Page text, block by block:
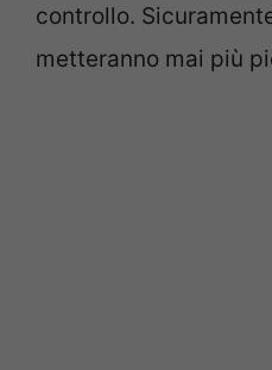
controllo.
metteranno mai più